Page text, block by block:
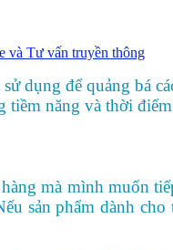
và Tư vấn truyền thông
dụng để quảng bá
năng và thời
mà mình muốn
sản phẩm dành